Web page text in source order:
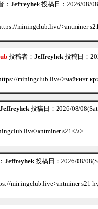
： Jeffreyhek投稿日：2026/08/
miningclub.live/>antminer
投稿者： Jeffreyhek投稿日：
miningclub.live/>майнинг
Jeffreyhek投稿日：2026/08/
s21</a>
Jeffreyhek投稿日：2026/08/
miningclub.live>antminer s21